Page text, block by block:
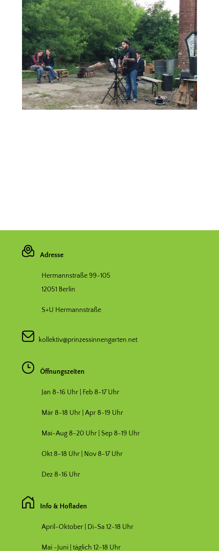
Adresse
Hermannstraße 99-105
12051 Berlin
S+U Hermannstraße
kollektiv@prinzessinnengarten.net
Öffnungszeiten
Jan 8-16 Uhr | Feb 8-17 Uhr
Mär 8-18 Uhr | Apr 8-19 Uhr
Mai-Aug 8-20 Uhr | Sep 8-19 Uhr
Okt 8-18 Uhr | Nov 8-17 Uhr
Dez 8-16 Uhr
Info & Hofladen
April-Oktober | Di-Sa 12-18 Uhr
Mai -Juni | täglich 12-18 Uhr